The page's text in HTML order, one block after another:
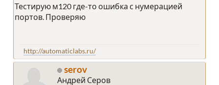
Тестирую м120 где-то ошибка с нумерацией
портов. Проверяю
http://automaticlabs.ru/
serov
Андрей Серов